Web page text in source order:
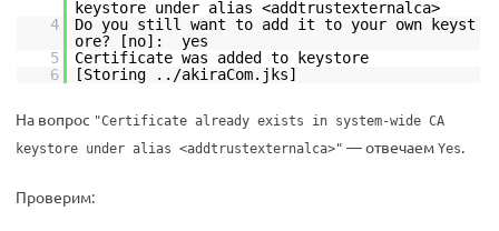
keystore under alias <addtrustexternalca>
4
Do you still want to add it to your own keyst
ore? [no]: yes
5
Certificate was added to keystore
6
[Storing ../akiraCom.jks]
На вопрос "Certificate already exists in system-wide CA
keystore under alias <addtrustexternalca>" — отвечаем Yes.
Проверим: